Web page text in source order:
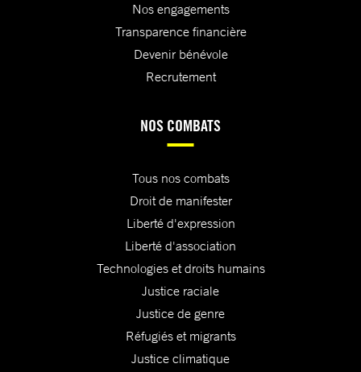
Nos engagements
Transparence financière
Devenir bénévole
Recrutement
NOS COMBATS
Tous nos combats
Droit de manifester
Liberté d'expression
Liberté d'association
Technologies et droits humains
Justice raciale
Justice de genre
Réfugiés et migrants
Justice climatique